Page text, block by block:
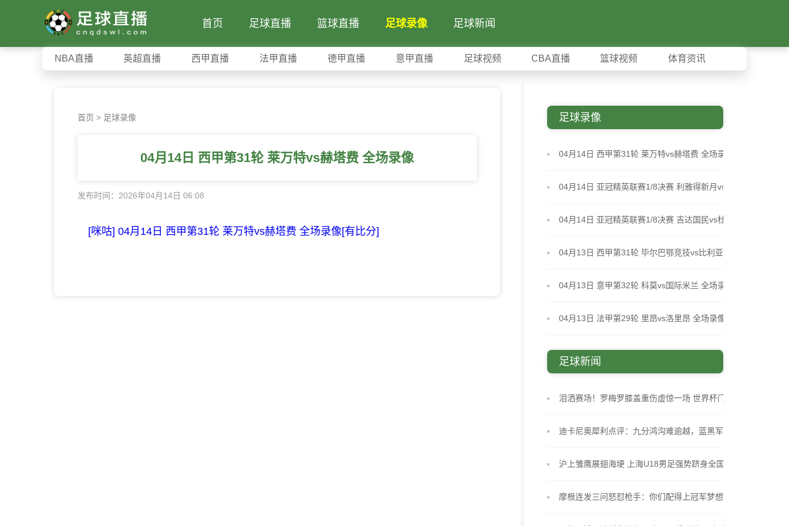
首页 足球直播 篮球直播 足球录像 足球新闻
NBA直播 英超直播 西甲直播 法甲直播 德甲直播 意甲直播 足球视频 CBA直播 篮球视频 体育资讯
首页 > 足球录像
04月14日 西甲第31轮 莱万特vs赫塔费 全场录像
发布时间：2026年04月14日 06:08
[咪咕] 04月14日 西甲第31轮 莱万特vs赫塔费 全场录像[有比分]
足球录像
04月14日 西甲第31轮 莱万特vs赫塔费 全场录像
04月14日 亚冠精英联赛1/8决赛 利雅得新月vs多哈萨
04月14日 亚冠精英联赛1/8决赛 吉达国民vs杜海勒 全
04月13日 西甲第31轮 毕尔巴鄂竞技vs比利亚雷亚尔
04月13日 意甲第32轮 科莫vs国际米兰 全场录像
04月13日 法甲第29轮 里昂vs洛里昂 全场录像
足球新闻
泪洒赛场！罗梅罗膝盖重伤虚惊一场 世界杯门票稳
迪卡尼奥犀利点评：九分鸿沟难逾越，蓝黑军团已触
沪上雏鹰展翅海埂 上海U18男足强势跻身全国八强
摩根连发三问怒怼枪手：你们配得上冠军梦想吗？